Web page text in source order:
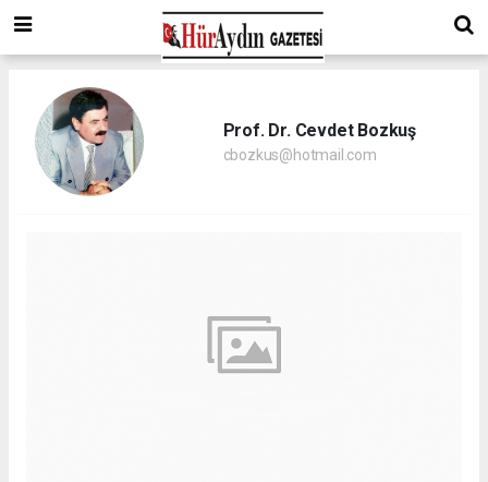
Prof. Dr. Cevdet Bozkuş
cbozkus@hotmail.com